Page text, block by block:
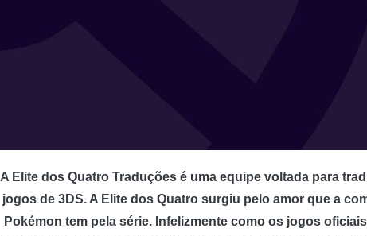
A Elite dos Quatro Traduções é uma equipe voltada para
jogos de 3DS. A Elite dos Quatro surgiu pelo amor que a
Pokémon tem pela série. Infelizmente como os jogos